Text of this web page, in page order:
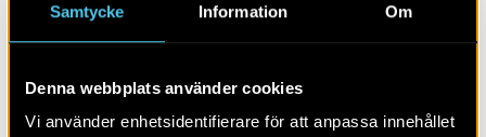
Samtycke Information Om
Denna webbplats använder cookies
Vi använder enhetsidentifierare för att anpassa innehållet